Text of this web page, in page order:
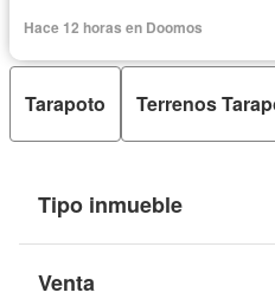
Hace 12 horas en Doomos
Tarapoto Terrenos
Tipo inmueble
Venta